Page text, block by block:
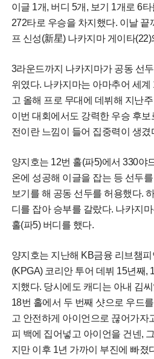
이글 1개, 버디 5개, 보기 1개로 6
272타로 우승을 차지했다. 이날 끝
프 신성(新星) 나카지마 게이타(22)
3라운드까지 나카지마가 공동 선
위였다. 나카지마는 아마추어 세
고 올해 프로 무대에 데뷔해 지난
이번 대회에서도 강력한 우승 후보
전이란 느낌이 들어 집중력이 생겼
양지호는 12번 홀(파5)에서 330야
온에 성공해 이글을 잡는 등 선두
보기를 해 공동 선두를 허용했다.
디를 잡아 승부를 갈랐다. 나카지
홀(파5) 버디를 했다.
양지호는 지난해 KB금융 리브챔
(KPGA) 코리안 투어 데뷔 15년째,
지했다. 당시에도 캐디는 아내 김
18번 홀에서 두 번째 샷으로 우드
고 안전하게 아이언으로 끊어가자
피 백에 집어넣고 아이언을 건넨,
지만 이후 1년 가까이 부진에 빠졌